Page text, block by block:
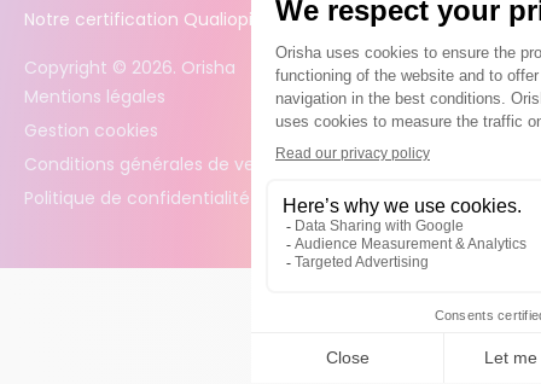
Notre certification Qualiopi
Copyright © 2026. Orisha
Mentions légales
Gestion cookies
Conditions générales de vente
Politique de confidentialité des données